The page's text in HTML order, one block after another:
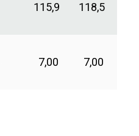
115,9 118,5
7,00 7,00